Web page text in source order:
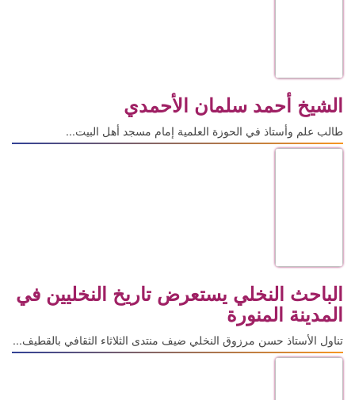
الشيخ أحمد سلمان الأحمدي
طالب علم وأستاذ في الحوزة العلمية إمام مسجد أهل البيت...
الباحث النخلي يستعرض تاريخ النخليين في
المدينة المنورة
تناول الأستاذ حسن مرزوق النخلي ضيف منتدى الثلاثاء الثقافي بالقطيف...